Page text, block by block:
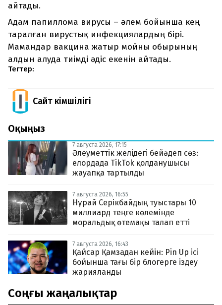
айтады.
Адам папиллома вирусы – әлем бойынша кең
таралған вирустық инфекциялардың бірі.
Мамандар вакцина жатыр мойны обырының
алдын алуда тиімді әдіс екенін айтады.
Тегтер:
Сайт Әкімшілігі
Оқыңыз
7 августа 2026, 17:15
Әлеуметтік желідегі бейәдеп сөз:
елордада TikTok қолданушысы
жауапқа тартылды
7 августа 2026, 16:55
Нұрай Серікбайдың туыстары 10
миллиард теңге көлемінде
моральдық өтемақы талап етті
7 августа 2026, 16:43
Қайсар Қамзадан кейін: Pin Up ісі
бойынша тағы бір блогерге іздеу
жарияланды
Соңғы жаңалықтар